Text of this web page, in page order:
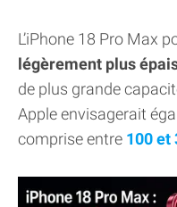
L’iPhone 18 Pro Max
légèrement plus
de plus grande
Apple envisagerait
comprise entre 100 et